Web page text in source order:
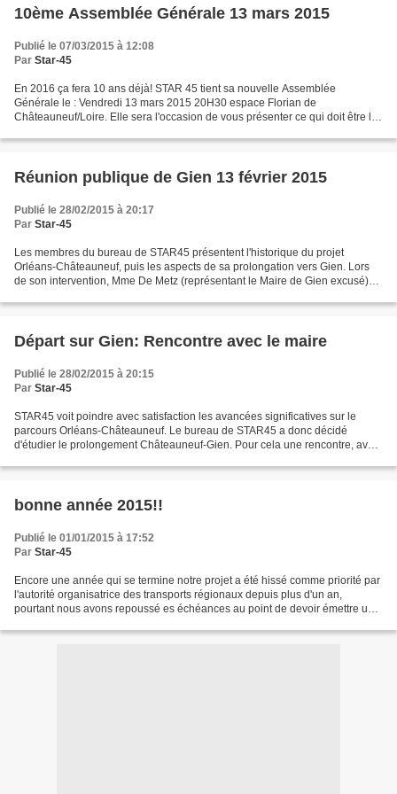
10ème Assemblée Générale 13 mars 2015
Publié le 07/03/2015 à 12:08
Par Star-45
En 2016 ça fera 10 ans déjà! STAR 45 tient sa nouvelle Assemblée
Générale le : Vendredi 13 mars 2015 20H30 espace Florian de
Châteauneuf/Loire. Elle sera l'occasion de vous présenter ce qui doit être la
Réunion publique de Gien 13 février 2015
Publié le 28/02/2015 à 20:17
Par Star-45
Les membres du bureau de STAR45 présentent l'historique du projet
Orléans-Châteauneuf, puis les aspects de sa prolongation vers Gien. Lors
de son intervention, Mme De Metz (représentant le Maire de Gien excusé)
Départ sur Gien: Rencontre avec le maire
Publié le 28/02/2015 à 20:15
Par Star-45
STAR45 voit poindre avec satisfaction les avancées significatives sur le
parcours Orléans-Châteauneuf. Le bureau de STAR45 a donc décidé
d'étudier le prolongement Châteauneuf-Gien. Pour cela une rencontre, avec
bonne année 2015!!
Publié le 01/01/2015 à 17:52
Par Star-45
Encore une année qui se termine notre projet a été hissé comme priorité par
l'autorité organisatrice des transports régionaux depuis plus d'un an,
pourtant nous avons repoussé es échéances au point de devoir émettre une